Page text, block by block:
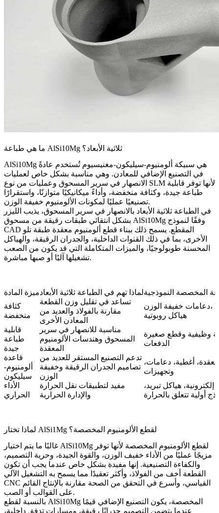
ما هي طباعة AlSi10Mg ثلاثية الأبعاد؟
AlSi10Mg هي سبيكة ألومنيوم-سيليكون-مغنيسيوم تُستخدم عادةً
في التصنيع الإضافي للمعادن. وهي مناسبة بشكل خاص لعمليات
الانصهار في سرير المسحوق وعمليات من نوع SLM لأنها توفر قابلية
طباعة جيدة، وكثافة منخفضة، وأداءً ميكانيكيًا متوازنًا، واستقرارًا
تصنيعيًا عمليًا لمكونات الألومنيوم خفيفة الوزن.
في الطباعة ثلاثية الأبعاد بالانصهار في سرير المسحوق، يذيب الليزر
بشكل انتقائي طبقات رقيقة من مسحوق AlSi10Mg وفقًا لنموذج
CAD المقطع. يسمح ذلك ببناء قطع ألومنيوم معقدة طبقة تلو
الأخرى، بما في ذلك القنوات الداخلية، والجدران الرقيقة، والهياكل
المحسنة طوبولوجيًا، والميزات المتكاملة التي قد يكون من الصعب
تشغيلها آليًا أو صبها مباشرة.
ميزة المادةلماذا تهم في الطباعة ثلاثية الأبعادالمخصصة النموذجية
كثافة
منخفضة
تساعد في تقليل وزن القطعة
مقارنة بالفولاذ والعديد من
المعادن الأخرى
دعامات خفيفة الوزن، housings،
هياكل روبوتية
قابلية
طباعة
جيدة
مناسبة للانصهار في سرير
المسحوق وهندسات الألومنيوم
المعقدة
وظيفية وقطع صغيرة
الدفعات
قاعدة
ألومنيوم-
سيليكون
تدعم التصنيع المستقر للعديد من
تصاميم الجدران الرقيقة وخفيفة
الوزن
أغطية، دعامات،
وتجهيزات
الأداء
الحراري
مفيد لتطبيقات نقل الحرارة
والإدارة الحرارية
إلكترونية، هياكل تبريد،
أولية تتعلق بالحرارة
لماذا تختار AlSi1Mg لقطع الألومنيوم المخصصة؟
غالبًا ما يتم اختيار AlSi10Mg لقطع الألومنيوم المخصصة لأنها توفر
مزيجًا عمليًا من الأداء خفيف الوزن، والقوة الجيدة، وحرية التصميم،
والكفاءة التصنيعية. إنها مفيدة بشكل خاص عندما يجب أن تكون
القطعة أخف من الفولاذ، وأكثر تعقيدًا مما يسمح به التشغيل الآلي
CNC القياسي، وأسرع في التحقق من الصحة مقارنة بالإنتاج القائم
على القوالب أو الصب.
بالنسبة لقطع AlSi10Mg المخصصة، يكون التصنيع الإضافي قيمًا
عندما يتضمن التصميم جدرانًا رقيقة، ومسارات تدفق داخلية،